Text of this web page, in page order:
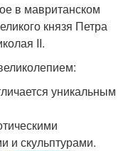
в мавританском
князя Петра
II.
уникальным
и скульптурами.